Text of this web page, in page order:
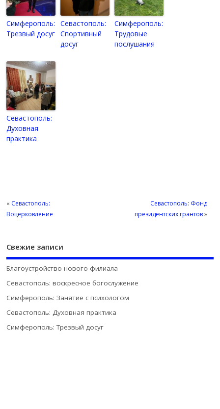
Симферополь:
Трезвый досуг
Севастополь:
Спортивный
досуг
Симферополь:
Трудовые
послушания
Севастополь:
Духовная
практика
« Севастополь:
Воцерковление
Севастополь: Фонд
президентских грантов»
Свежие записи
Благоустройство нового филиала
Севастополь: воскресное богослужение
Симферополь: Занятие с психологом
Севастополь: Духовная практика
Симферополь: Трезвый досуг